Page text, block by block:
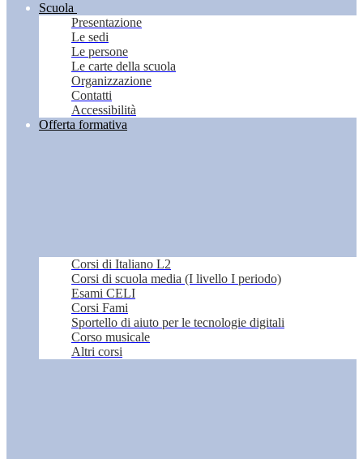
Scuola
Presentazione
Le sedi
Le persone
Le carte della scuola
Organizzazione
Contatti
Accessibilità
Offerta formativa
Corsi di Italiano L2
Corsi di scuola media (I livello I periodo)
Esami CELI
Corsi Fami
Sportello di aiuto per le tecnologie digitali
Corso musicale
Altri corsi